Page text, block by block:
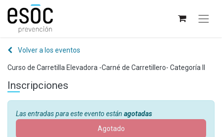
Volver a los eventos
Curso de Carretilla Elevadora -Carné de Carretillero- Categoría II
Inscripciones
Las entradas para este evento están agotadas
Agotado